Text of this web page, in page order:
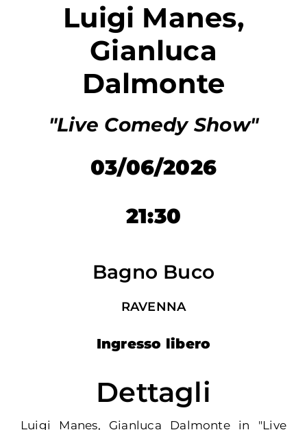
Luigi Manes,
Gianluca
Dalmonte
"Live Comedy Show"
03/06/2026
21:30
Bagno Buco
RAVENNA
Ingresso libero
Dettagli
Luigi Manes, Gianluca Dalmonte in "Live